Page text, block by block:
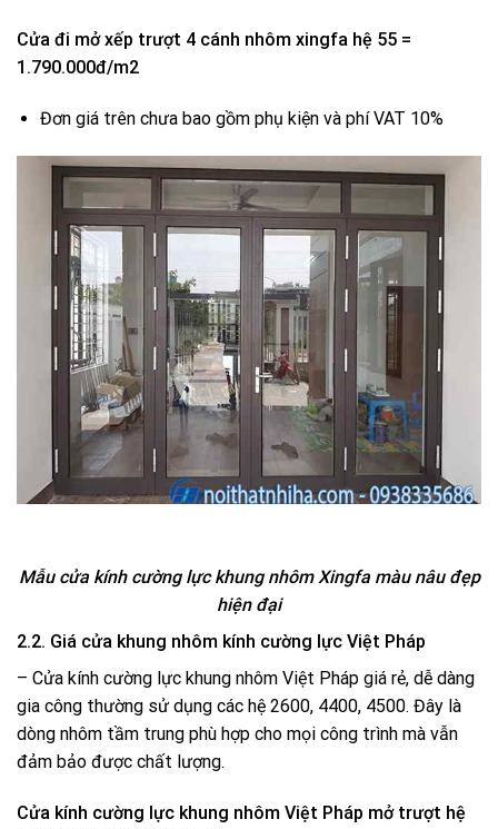
Cửa đi mở xếp trượt 4 cánh nhôm xingfa hệ 55 =
1.790.000đ/m2
Đơn giá trên chưa bao gồm phụ kiện và phí VAT 10%
Mẫu cửa kính cường lực khung nhôm Xingfa màu nâu đẹp
hiện đại
2.2. Giá cửa khung nhôm kính cường lực Việt Pháp
– Cửa kính cường lực khung nhôm Việt Pháp giá rẻ, dễ dàng
gia công thường sử dụng các hệ 2600, 4400, 4500. Đây là
dòng nhôm tầm trung phù hợp cho mọi công trình mà vẫn
đảm bảo được chất lượng.
Cửa kính cường lực khung nhôm Việt Pháp mở trượt hệ